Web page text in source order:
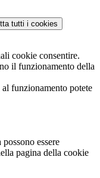
tutti i cookies
cookie consentire.
il funzionamento della
funzionamento potete
essere
pagina della cookie